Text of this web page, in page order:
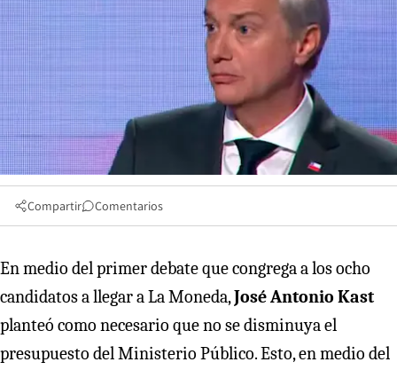
Compartir Comentarios
En medio del primer debate que congrega a los ocho
candidatos a llegar a La Moneda,José Antonio Kast
planteó como necesario que no se disminuya el
presupuesto del Ministerio Público. Esto, en medio del